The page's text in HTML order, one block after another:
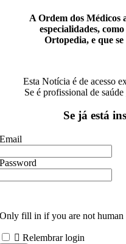
A Ordem dos Médicos
especialidades,
Ortopedia, e que
Esta Notícia é de acesso
Se é profissional de saúde
Se já está
Email
Password
Only fill in if you are not human
Relembrar login